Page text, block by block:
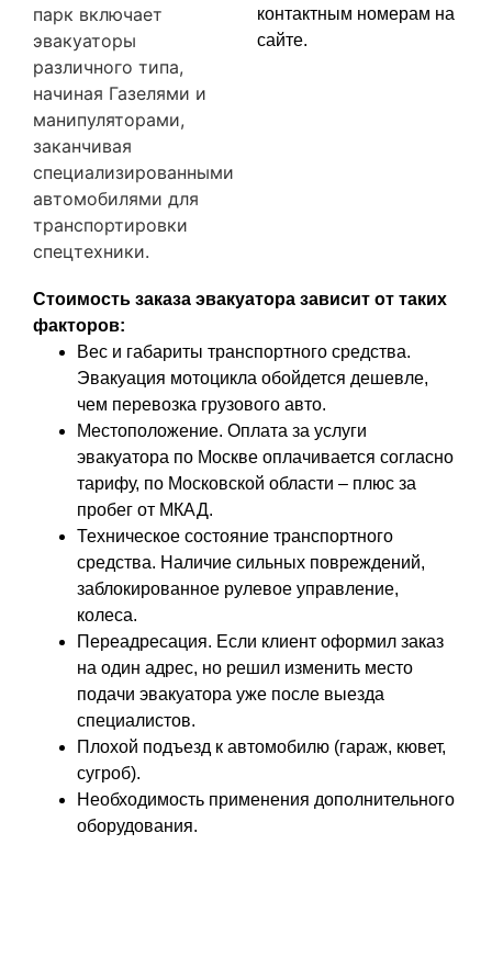
парк включает
эвакуаторы
различного типа,
начиная Газелями и
манипуляторами,
заканчивая
специализированными
автомобилями для
транспортировки
спецтехники.
контактным номерам на
сайте.
Стоимость заказа эвакуатора зависит от таких
факторов:
Вес и габариты транспортного средства.
Эвакуация мотоцикла обойдется дешевле,
чем перевозка грузового авто.
Местоположение. Оплата за услуги
эвакуатора по Москве оплачивается согласно
тарифу, по Московской области – плюс за
пробег от МКАД.
Техническое состояние транспортного
средства. Наличие сильных повреждений,
заблокированное рулевое управление,
колеса.
Переадресация. Если клиент оформил заказ
на один адрес, но решил изменить место
подачи эвакуатора уже после выезда
специалистов.
Плохой подъезд к автомобилю (гараж, кювет,
сугроб).
Необходимость применения дополнительного
оборудования.